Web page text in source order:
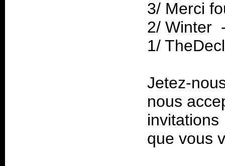
3/ Merci
2/ Winter
1/
Jetez-
nous
que vous